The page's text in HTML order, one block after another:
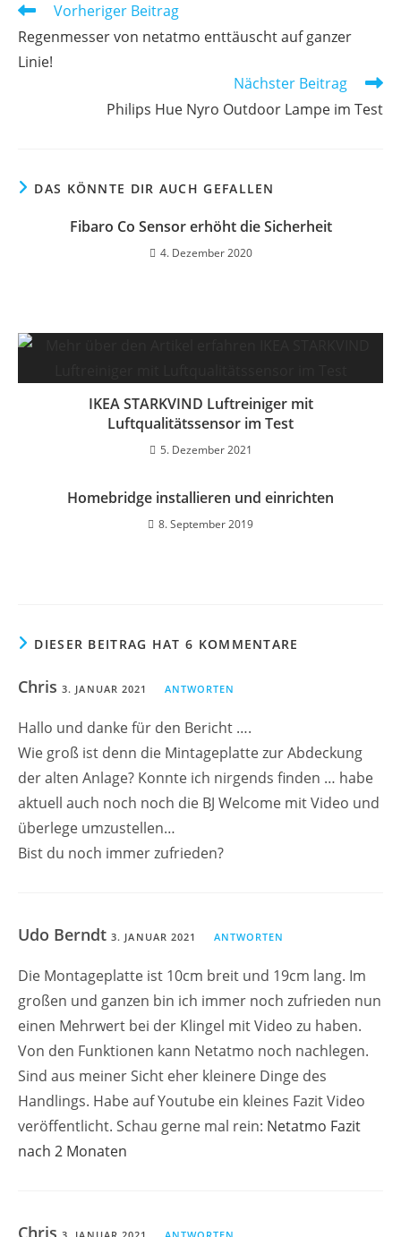
Weitere
ansehen
Vorheriger Beitrag
Regenmesser von netatmo enttäuscht auf ganzer
Linie!
Nächster Beitrag
Philips Hue Nyro Outdoor Lampe im Test
DAS KÖNNTE DIR AUCH GEFALLEN
Fibaro Co Sensor erhöht die Sicherheit
4. Dezember 2020
IKEA STARKVIND Luftreiniger mit
Luftqualitätssensor im Test
5. Dezember 2021
Homebridge installieren und einrichten
8. September 2019
DIESER BEITRAG HAT 6 KOMMENTARE
Chris 3. JANUAR 2021 ANTWORTEN
Hallo und danke für den Bericht ….
Wie groß ist denn die Mintageplatte zur Abdeckung
der alten Anlage? Konnte ich nirgends finden … habe
aktuell auch noch noch die BJ Welcome mit Video und
überlege umzustellen…
Bist du noch immer zufrieden?
Udo Berndt 3. JANUAR 2021 ANTWORTEN
Die Montageplatte ist 10cm breit und 19cm lang. Im
großen und ganzen bin ich immer noch zufrieden nun
einen Mehrwert bei der Klingel mit Video zu haben.
Von den Funktionen kann Netatmo noch nachlegen.
Sind aus meiner Sicht eher kleinere Dinge des
Handlings. Habe auf Youtube ein kleines Fazit Video
veröffentlicht. Schau gerne mal rein: Netatmo Fazit
nach 2 Monaten
Chris